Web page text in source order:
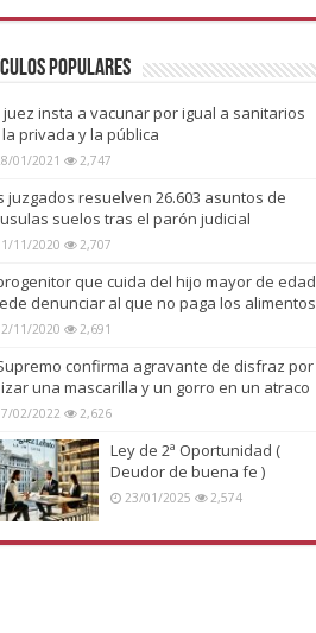
Populares
juez insta a vacunar por igual a sanitarios
privada y la pública
01/2021 2,747
juzgados resuelven 26.603 asuntos de
suelos tras el parón judicial
11/2020 2,707
que cuida del hijo mayor de edad
denunciar al que no paga los alimentos
11/2020 2,691
confirma agravante de disfraz por
una mascarilla y un gorro en un atraco
02/2022 2,626
Ley de 2ª Oportunidad (
Deudor de buena fe )
23/01/2025 2,574